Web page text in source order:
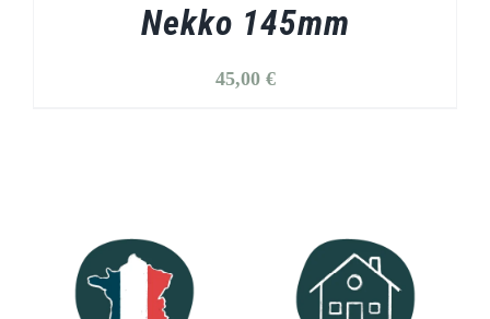
Nekko 145mm
45,00 €